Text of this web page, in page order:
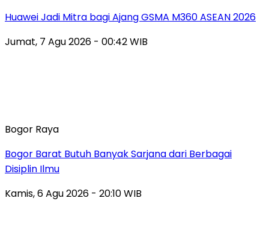
Huawei Jadi Mitra bagi Ajang GSMA M360 ASEAN 2026
Jumat, 7 Agu 2026 - 00:42 WIB
Bogor Raya
Bogor Barat Butuh Banyak Sarjana dari Berbagai
Disiplin Ilmu
Kamis, 6 Agu 2026 - 20:10 WIB